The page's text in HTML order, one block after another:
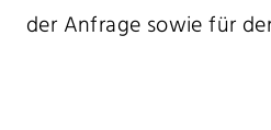
der Anfrage sowie für